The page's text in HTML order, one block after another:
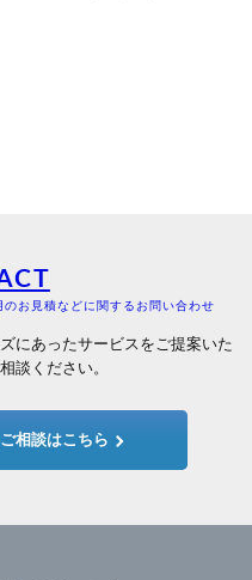
お見積などに関するお問い合わせ
にあったサービスをご提案いた
談ください。
相談はこちら